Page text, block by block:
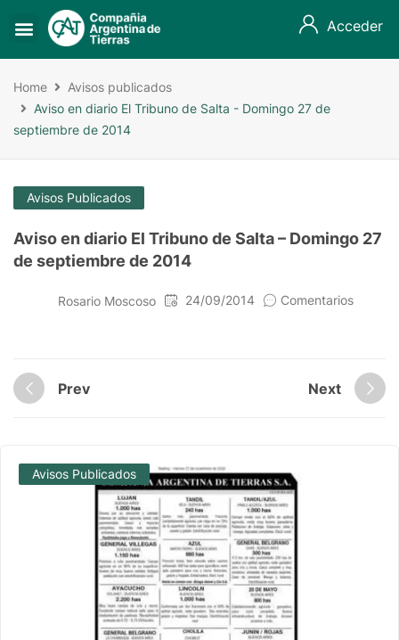
Acceder
Home
Avisos publicados
Aviso en diario El Tribuno de Salta - Domingo 27 de
septiembre de 2014
Avisos Publicados
Aviso en diario El Tribuno de Salta – Domingo 27
de septiembre de 2014
Rosario Moscoso 24/09/2014 Comentarios
Prev Next
Avisos Publicados